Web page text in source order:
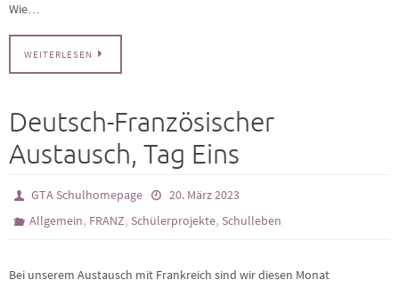
Wie…
WEITERLESEN
Deutsch-Französischer
Austausch, Tag Eins
GTA Schulhomepage
20. März 2023
Allgemein, FRANZ, Schülerprojekte, Schulleben
Bei unserem Austausch mit Frankreich sind wir diesen Monat